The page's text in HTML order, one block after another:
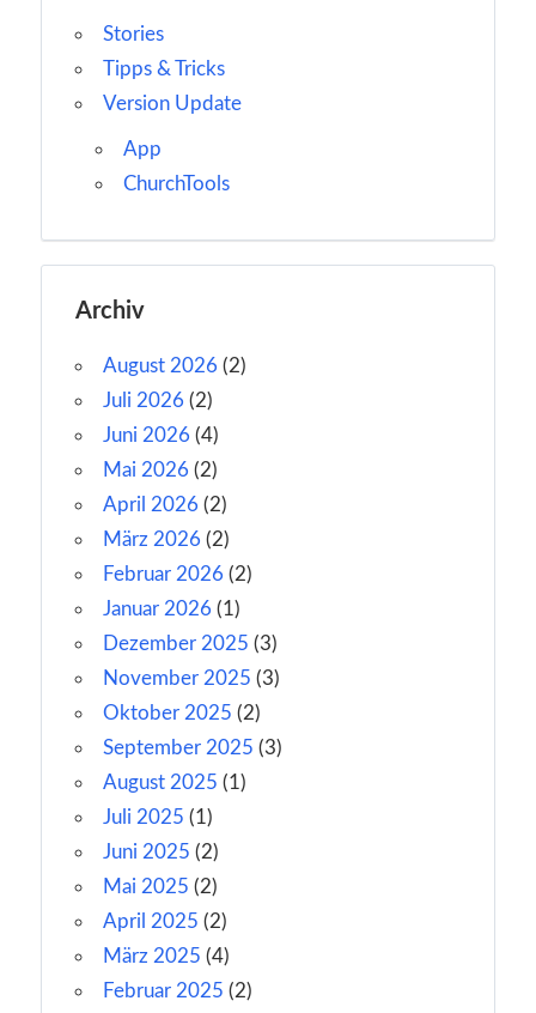
Stories
Tipps & Tricks
Version Update
App
ChurchTools
Archiv
August 2026 (2)
Juli 2026 (2)
Juni 2026 (4)
Mai 2026 (2)
April 2026 (2)
März 2026 (2)
Februar 2026 (2)
Januar 2026 (1)
Dezember 2025 (3)
November 2025 (3)
Oktober 2025 (2)
September 2025 (3)
August 2025 (1)
Juli 2025 (1)
Juni 2025 (2)
Mai 2025 (2)
April 2025 (2)
März 2025 (4)
Februar 2025 (2)